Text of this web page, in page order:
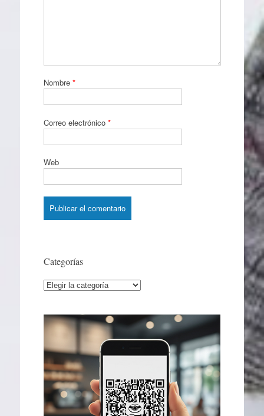
Nombre *
Correo electrónico *
Web
Categorías
Categorías